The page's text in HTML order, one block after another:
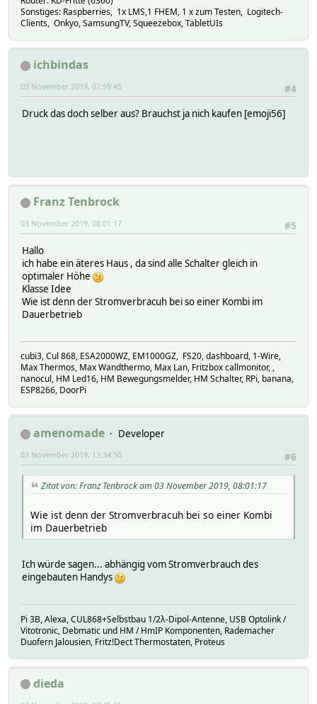
Sonstiges: Raspberries, 1x LMS,1 FHEM, 1 x zum Testen, Logitech-
Clients, Onkyo, SamsungTV, Squeezebox, TabletUIs
ichbindas
#4
03 November 2019, 07:59:45
Druck das doch selber aus? Brauchst ja nich kaufen [emoji56]
Franz Tenbrock
#5
03 November 2019, 08:01:17
Hallo
ich habe ein äteres Haus , da sind alle Schalter gleich in
optimaler Höhe
Klasse Idee
Wie ist denn der Stromverbracuh bei so einer Kombi im
Dauerbetrieb
cubi3, Cul 868, ESA2000WZ, EM1000GZ, FS20, dashboard, 1-Wire,
Max Thermos, Max Wandthermo, Max Lan, Fritzbox callmonitor, ,
nanocul, HM Led16, HM Bewegungsmelder, HM Schalter, RPi, banana,
ESP8266, DoorPi
amenomade
Developer
#6
03 November 2019, 13:34:50
Zitat von: Franz Tenbrock am 03 November 2019, 08:01:17
Wie ist denn der Stromverbracuh bei so einer Kombi
im Dauerbetrieb
Ich würde sagen... abhängig vom Stromverbrauch des
eingebauten Handys
Pi 3B, Alexa, CUL868+Selbstbau 1/2λ-Dipol-Antenne, USB Optolink /
Vitotronic, Debmatic und HM / HmIP Komponenten, Rademacher
Duofern Jalousien, Fritz!Dect Thermostaten, Proteus
dieda